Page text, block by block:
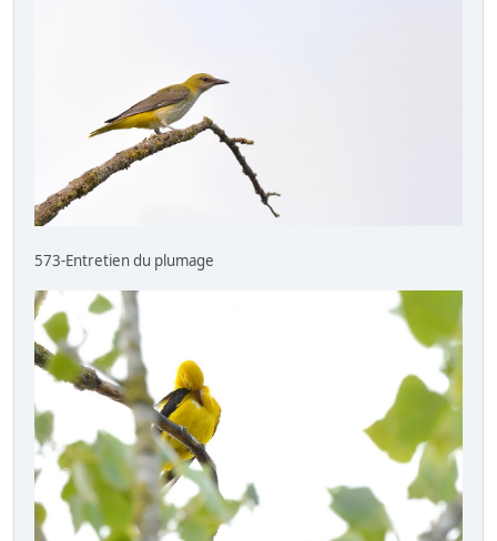
573-Entretien du plumage